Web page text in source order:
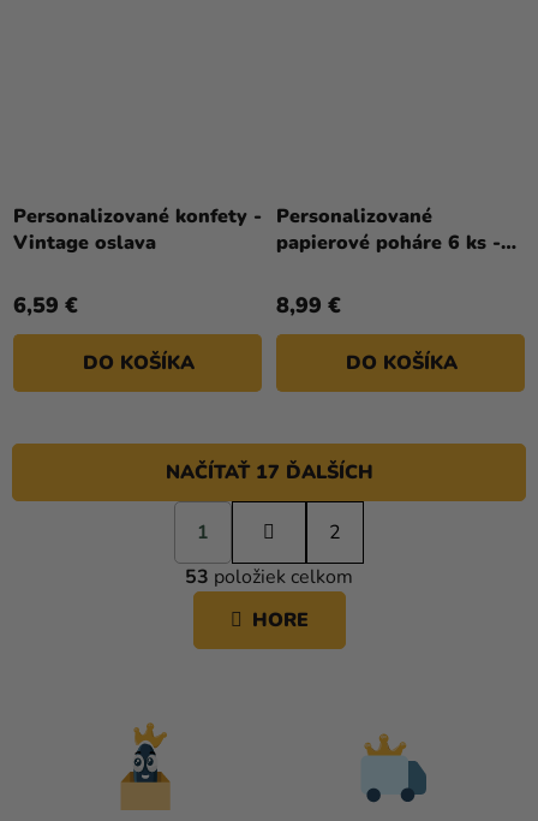
Personalizované konfety -
Vintage oslava
6,59 €
DO KOŠÍKA
Personalizované
papierové poháre 6 ks -
8,99 €
DO KOŠÍKA
O
V
L
Á
NAČÍTAŤ 17 ĎALŠÍCH
S
t
r
á
k
o
1
2
53 položiek celkom
HORE